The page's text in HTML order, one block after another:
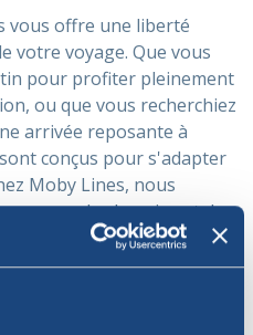
vous offre une liberté
votre voyage. Que vous
pour profiter pleinement
ou que vous recherchiez
arrivée reposante à
conçus pour s'adapter
Moby Lines, nous
a des besoins et des
pourquoi nous nous
qui répondent à ces
de départ et d'arrivée.